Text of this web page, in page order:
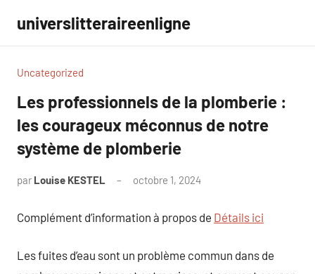
contenu
universlitteraireenligne
Uncategorized
Les professionnels de la plomberie :
les courageux méconnus de notre
système de plomberie
par Louise KESTEL octobre 1, 2024
Complément d’information à propos de Détails ici
Les fuites d’eau sont un problème commun dans de